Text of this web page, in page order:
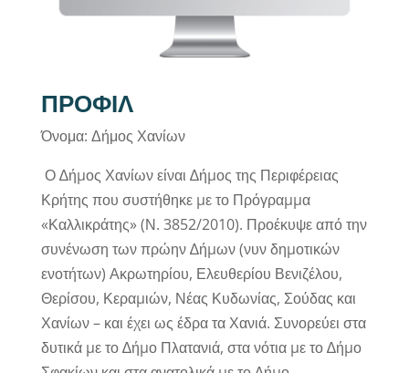
ΠΡΟΦΙΛ
Όνομα: Δήμος Χανίων
Ο ∆ήµος Χανίων είναι ∆ήµος της Περιφέρειας
Κρήτης που συστήθηκε µε το Πρόγραµµα
«Καλλικράτης» (Ν. 3852/2010). Προέκυψε από την
συνένωση των πρώην ∆ήµων (νυν δηµοτικών
ενοτήτων) Ακρωτηρίου, Ελευθερίου Βενιζέλου,
Θερίσου, Κεραµιών, Νέας Κυδωνίας, Σούδας και
Χανίων – και έχει ως έδρα τα Χανιά. Συνορεύει στα
δυτικά µε το ∆ήµο Πλατανιά, στα νότια µε το ∆ήµο